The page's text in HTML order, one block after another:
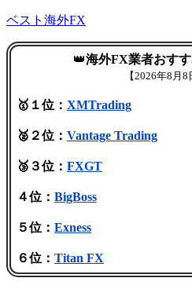
ベスト海外FX
👑海外FX業者おす
【2026年8月8
🥇１位： XMTrading
🥈２位： Vantage Trading
🥉３位： FXGT
４位： BigBoss
５位： Exness
６位： Titan FX